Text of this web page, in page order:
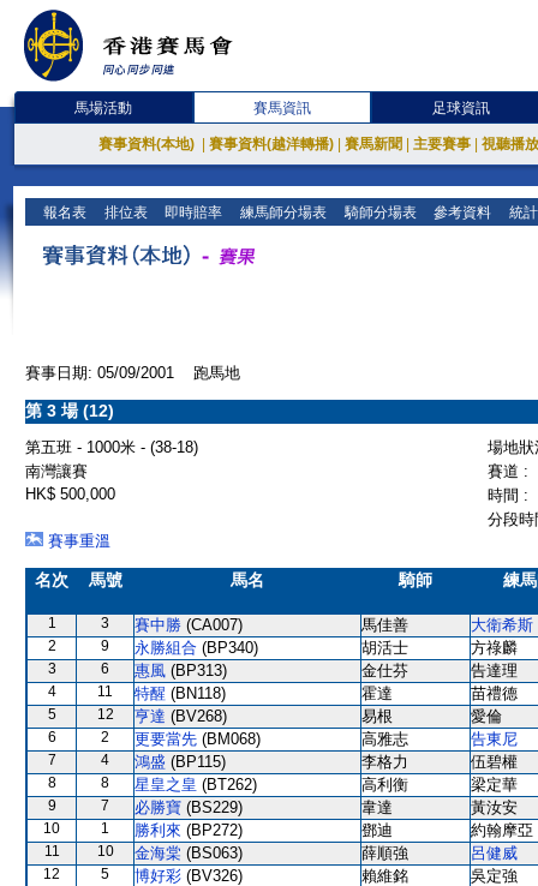
馬場活動 賽馬資訊 足球資訊
賽事資料(本地) 賽事資料(越洋轉播) 賽馬新聞 主要賽事 視聽播
報名表 排位表 即時賠率 練馬師分場表 騎師分場表 參考資料 統
賽事日期: 05/09/2001 跑馬地
第 3 場 (12)
第五班 - 1000米 - (38-18)
場地
南灣讓賽
賽道 :
HK$ 500,000
時間 :
分段
賽事重溫
名次 馬號 馬名 騎師 練
1 3 賽中勝 (CA007) 馬佳善 大衛希斯
2 9 永勝組合 (BP340) 胡活士 方祿麟
3 6 惠風 (BP313) 金仕芬 告達理
4 11 特醒 (BN118) 霍達 苗禮德
5 12 亨達 (BV268) 易根 愛倫
6 2 更要當先 (BM068) 高雅志 告東尼
7 4 鴻盛 (BP115) 李格力 伍碧權
8 8 星皇之皇 (BT262) 高利衡 梁定華
9 7 必勝寶 (BS229) 韋達 黃汝安
10 1 勝利來 (BP272) 鄧迪 約翰摩亞
11 10 金海棠 (BS063) 薛順強 呂健威
12 5 博好彩 (BV326) 賴維銘
吳定強